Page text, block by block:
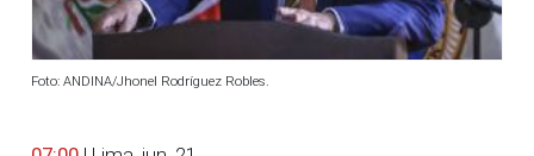
Foto: ANDINA/Jhonel Rodríguez Robles.